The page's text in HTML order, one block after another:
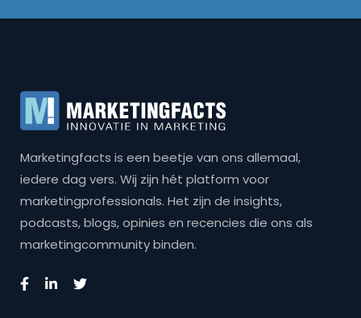
Marketingfacts is een beetje van ons allemaal,
iedere dag vers. Wij zijn hét platform voor
marketingprofessionals. Het zijn de insights,
podcasts, blogs, opinies en recencies die ons als
marketingcommunity binden.